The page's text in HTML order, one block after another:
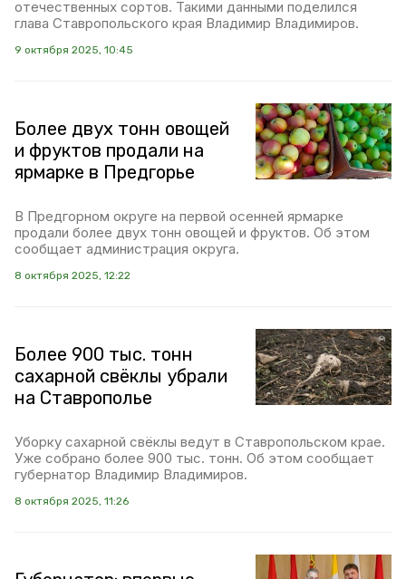
отечественных сортов. Такими данными поделился
глава Ставропольского края Владимир Владимиров.
9 октября 2025, 10:45
Более двух тонн овощей
и фруктов продали на
ярмарке в Предгорье
В Предгорном округе на первой осенней ярмарке
продали более двух тонн овощей и фруктов. Об этом
сообщает администрация округа.
8 октября 2025, 12:22
Более 900 тыс. тонн
сахарной свёклы убрали
на Ставрополье
Уборку сахарной свёклы ведут в Ставропольском крае.
Уже собрано более 900 тыс. тонн. Об этом сообщает
губернатор Владимир Владимиров.
8 октября 2025, 11:26